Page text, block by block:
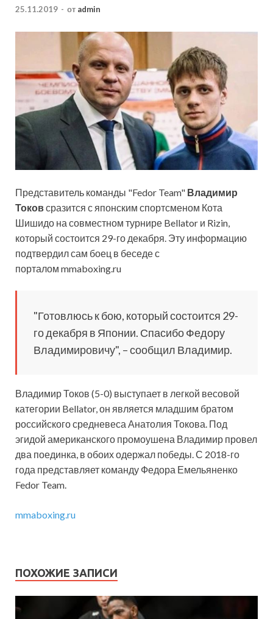
25.11.2019 - от admin
Представитель команды "Fedor Team" Владимир
Токовсразится с японским спортсменом Кота
Шишидо на совместном турнире Bellator и Rizin,
который состоится 29-го декабря. Эту информацию
подтвердил сам боец в беседе с
порталом mmaboxing.ru
"Готовлюсь к бою, который состоится 29-
го декабря в Японии. Спасибо Федору
Владимировичу", – сообщил Владимир.
Владимир Токов (5-0) выступает в легкой весовой
категории Bellator, он является младшим братом
российского средневеса Анатолия Токова. Под
эгидой американского промоушена Владимир провел
два поединка, в обоих одержал победы. С 2018-го
года представляет команду Федора Емельяненко
Fedor Team.
mmaboxing.ru
ПОХОЖИЕ ЗАПИСИ